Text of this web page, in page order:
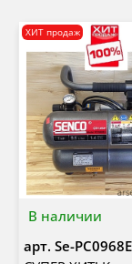
В наличии
ХИТ продаж
арт. Se-